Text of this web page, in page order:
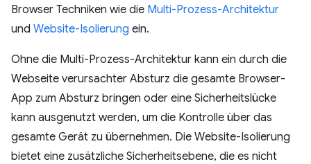
Browser Techniken wie die Multi-Prozess-Architektur
und Website-Isolierung ein.
Ohne die Multi-Prozess-Architektur kann ein durch die
Webseite verursachter Absturz die gesamte Browser-
App zum Absturz bringen oder eine Sicherheitslücke
kann ausgenutzt werden, um die Kontrolle über das
gesamte Gerät zu übernehmen. Die Website-Isolierung
bietet eine zusätzliche Sicherheitsebene, die es nicht